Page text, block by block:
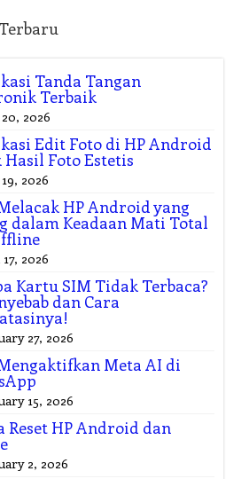
Tanda Tangan
Terbaik
2026
Edit Foto di HP Android
Foto Estetis
2026
HP Android yang
dalam Keadaan Mati Total
2026
Kartu SIM Tidak Terbaca?
dan Cara
27, 2026
Meta AI di
15, 2026
Reset HP Android dan
2, 2026